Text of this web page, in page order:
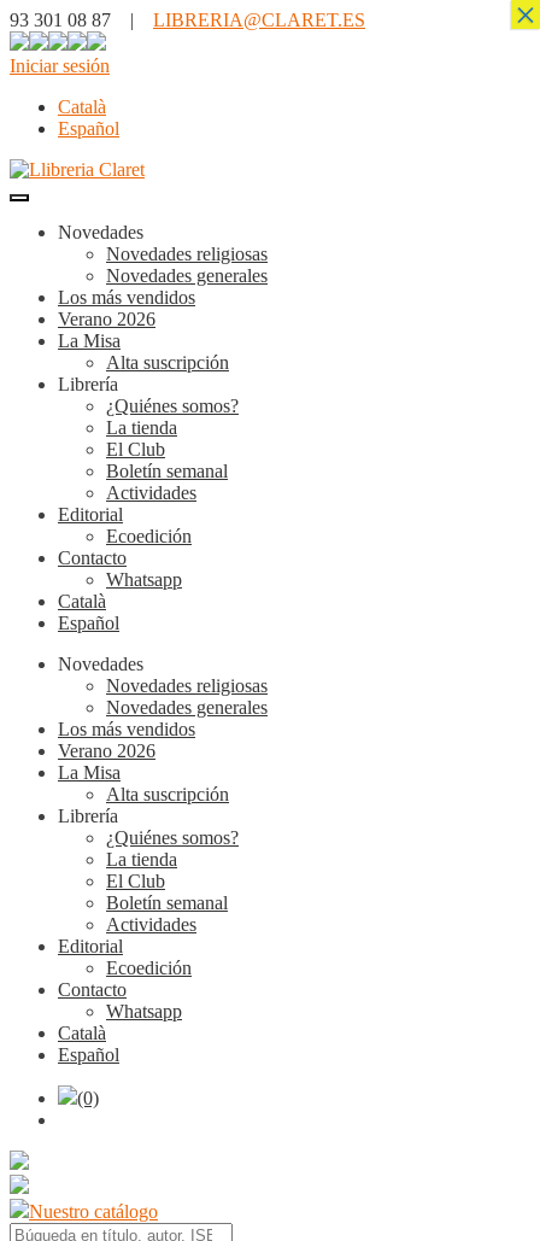
93 301 08 87 | LIBRERIA@CLARET.ES
Iniciar sesión
Català
Español
Novedades
Novedades religiosas
Novedades generales
Los más vendidos
Verano 2026
La Misa
Alta suscripción
Librería
¿Quiénes somos?
La tienda
El Club
Boletín semanal
Actividades
Editorial
Ecoedición
Contacto
Whatsapp
Català
Español
Novedades
Novedades religiosas
Novedades generales
Los más vendidos
Verano 2026
La Misa
Alta suscripción
Librería
¿Quiénes somos?
La tienda
El Club
Boletín semanal
Actividades
Editorial
Ecoedición
Contacto
Whatsapp
Català
Español
(0)
Nuestro catálogo
×